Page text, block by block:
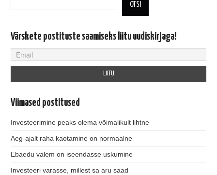
OTSI
Värskete postituste saamiseks liitu uudiskirjaga!
Viimased postitused
Investeerimine peaks olema võimalikult lihtne
Aeg-ajalt raha kaotamine on normaalne
Ebaedu valem on iseendasse uskumine
Investeeri varasse, millest sa aru saad